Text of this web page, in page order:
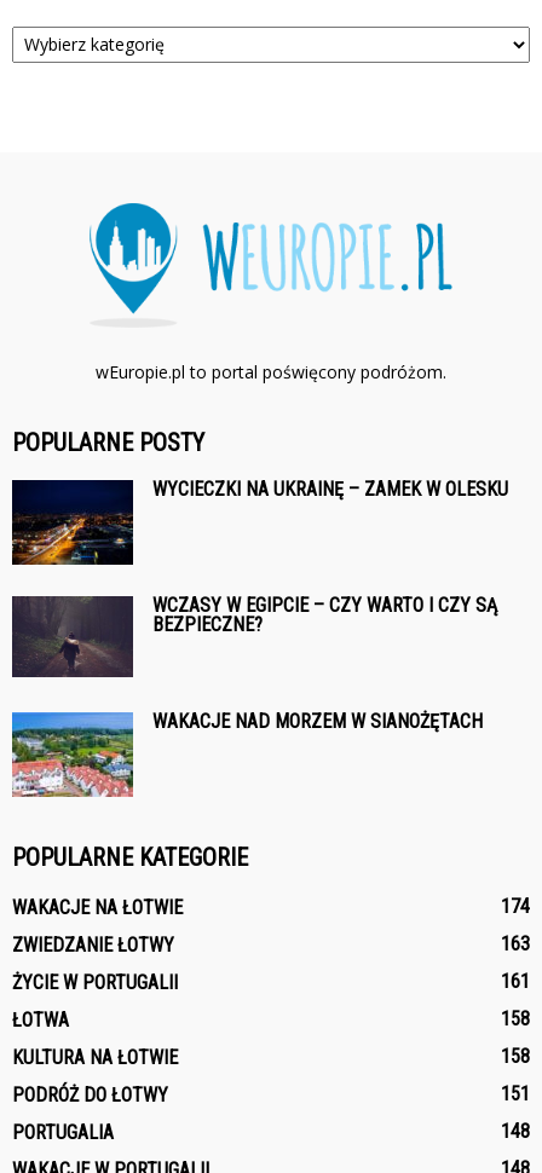
Kategorie
wEuropie.pl to portal poświęcony podróżom.
POPULARNE POSTY
WYCIECZKI NA UKRAINĘ – ZAMEK W OLESKU
WCZASY W EGIPCIE – CZY WARTO I CZY SĄ
BEZPIECZNE?
WAKACJE NAD MORZEM W SIANOŻĘTACH
POPULARNE KATEGORIE
WAKACJE NA ŁOTWIE
174
ZWIEDZANIE ŁOTWY
163
ŻYCIE W PORTUGALII
161
ŁOTWA
158
KULTURA NA ŁOTWIE
158
PODRÓŻ DO ŁOTWY
151
PORTUGALIA
148